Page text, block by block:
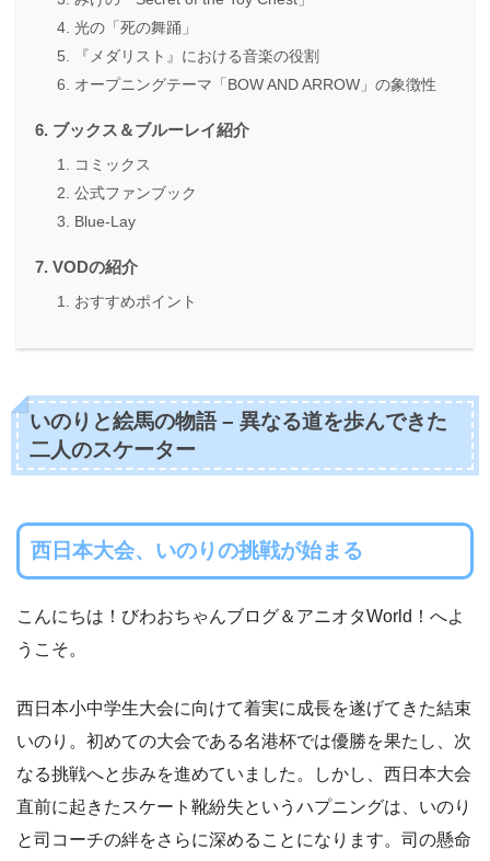
光の「死の舞踊」
『メダリスト』における音楽の役割
オープニングテーマ「BOW AND ARROW」の象徴性
ブックス＆ブルーレイ紹介
コミックス
公式ファンブック
Blue-Lay
VODの紹介
おすすめポイント
いのりと絵馬の物語 – 異なる道を歩んできた
二人のスケーター
西日本大会、いのりの挑戦が始まる
こんにちは！びわおちゃんブログ＆アニオタWorld！へよ
うこそ。
西日本小中学生大会に向けて着実に成長を遂げてきた結束
いのり。初めての大会である名港杯では優勝を果たし、次
なる挑戦へと歩みを進めていました。しかし、西日本大会
直前に起きたスケート靴紛失というハプニングは、いのり
と司コーチの絆をさらに深めることになります。司の懸命